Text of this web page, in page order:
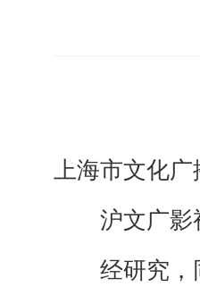
上海市文化广
沪文广影视
经研究，同